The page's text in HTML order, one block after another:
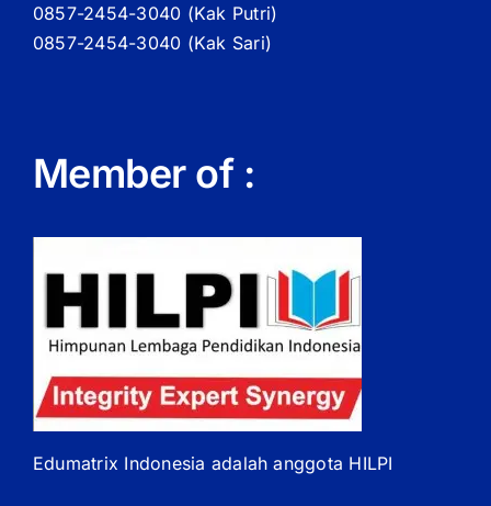
0857-2454-3040 (Kak Putri)
0857-2454-3040 (Kak Sari)
Member of :
Edumatrix Indonesia adalah anggota HILPI